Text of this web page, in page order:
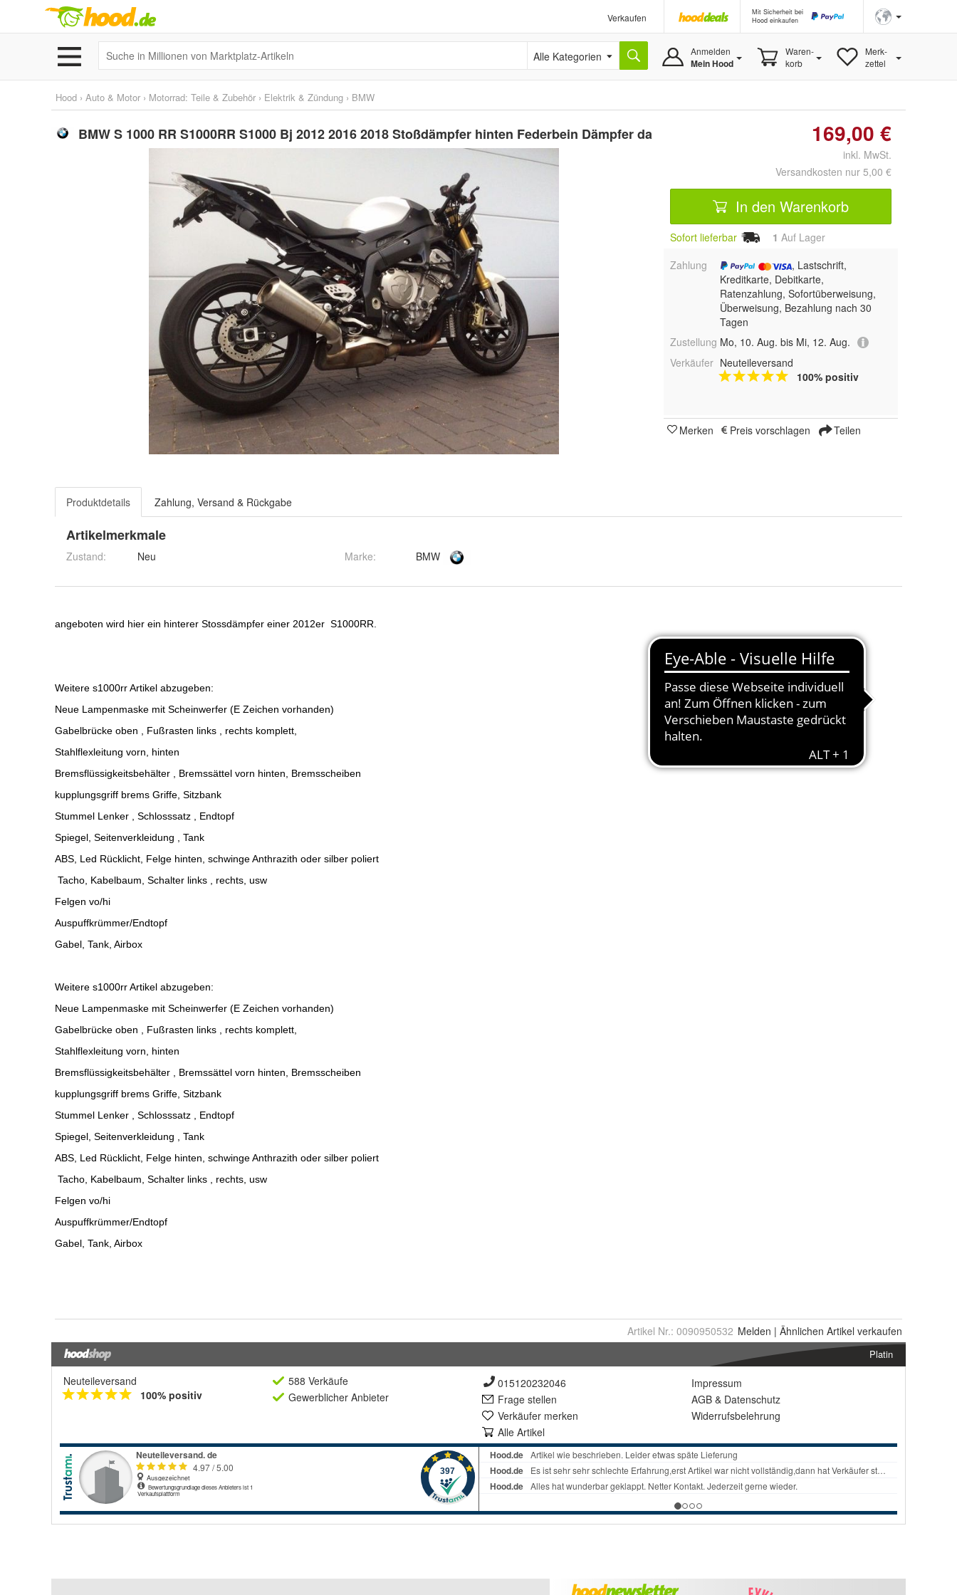
Verkaufen
Mit Sicherheit bei
Hood einkaufen
Alle Kategorien Anmelden
Mein Hood
Waren-
korb
Merk-
zettel
Hood › Auto & Motor › Motorrad: Teile & Zubehör › Elektrik & Zündung › BMW
BMW S 1000 RR S1000RR S1000 Bj 2012 2016 2018 Stoßdämpfer hinten Federbein Dämpfer da 169,00 €
inkl. MwSt.
Versandkosten nur 5,00 €
In den Warenkorb
Sofort lieferbar 1 Auf Lager
Zahlung
, Lastschrift,
Kreditkarte, Debitkarte,
Ratenzahlung, Sofortüberweisung,
Überweisung, Bezahlung nach 30
Tagen
Zustellung Mo, 10. Aug. bis Mi, 12. Aug.
Verkäufer Neuteileversand
100% positiv
Merken Preis vorschlagen Teilen
Produktdetails Zahlung, Versand & Rückgabe
Artikelmerkmale
Zustand: Neu Marke: BMW
Artikel Nr.: 0090950532 Melden | Ähnlichen Artikel verkaufen
Platin
Neuteileversand
100% positiv
588 Verkäufe
Gewerblicher Anbieter
015120232046
Frage stellen
Verkäufer merken
Alle Artikel
Impressum
AGB & Datenschutz
Widerrufsbelehrung